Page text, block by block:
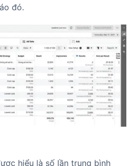
đó.
hiểu là số lần trung bình